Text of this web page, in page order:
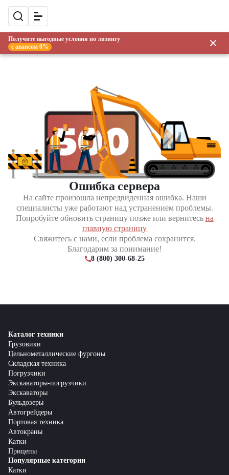
Получите выгодные условия по лизингу
с авансом 0%
Ошибка сервера
На сайте произошла непредвиденная ошибка. Наши
специалисты уже работают над устранением проблемы.
Попробуйте обновить страницу позже или вернитесь на
главную страницу
Свяжитесь с нами, если проблема сохранится.
Благодарим за понимание!
8 (800) 300-68-25
Каталог техники
Грузовики
Цельнометаллические фургоны
Складская техника
Погрузчики
Экскаваторы-погрузчики
Экскаваторы
Бульдозеры
Автогрейдеры
Портовая техника
Автокраны
Катки
Прицепы
Популярные категории
Катки